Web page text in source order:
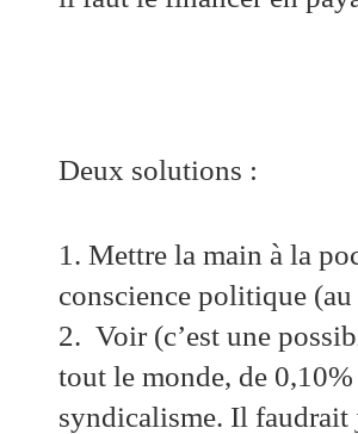
Deux solutions :
1. Mettre la main à la
conscience politique
2. Voir (c’est une
tout le monde, de
syndicalisme. Il faudrait